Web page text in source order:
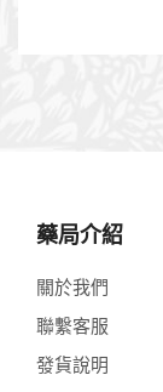
藥局介紹
關於我們
聯繫客服
發貨說明